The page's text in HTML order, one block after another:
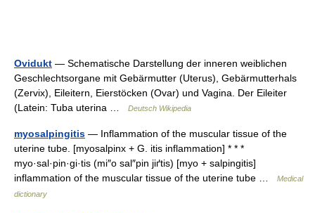
Ovidukt — Schematische Darstellung der inneren weiblichen
Geschlechtsorgane mit Gebärmutter (Uterus), Gebärmutterhals
(Zervix), Eileitern, Eierstöcken (Ovar) und Vagina. Der Eileiter
(Latein: Tuba uterina …
Deutsch Wikipedia
myosalpingitis — Inflammation of the muscular tissue of the
uterine tube. [myosalpinx + G. itis inflammation] * * *
myo·sal·pin·gi·tis (mi″o sal″pin jiґtis) [myo + salpingitis]
inflammation of the muscular tissue of the uterine tube …
Medical
dictionary